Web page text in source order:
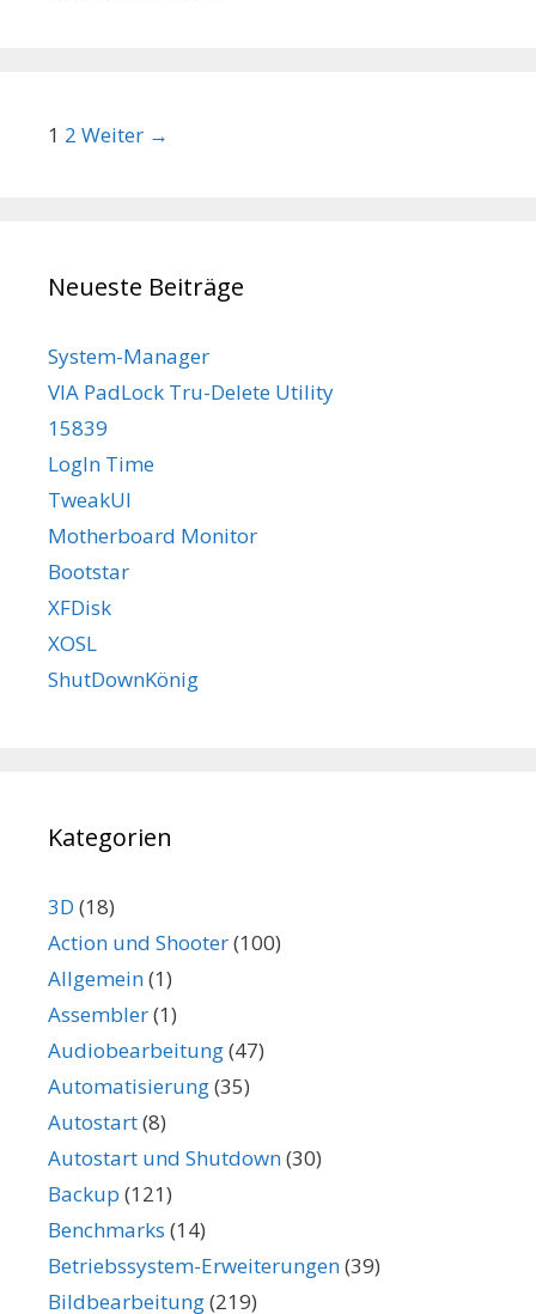
Beitrags-Navigation
1 2 Weiter →
Neueste Beiträge
System-Manager
VIA PadLock Tru-Delete Utility
15839
LogIn Time
TweakUI
Motherboard Monitor
Bootstar
XFDisk
XOSL
ShutDownKönig
Kategorien
3D (18)
Action und Shooter(100)
Allgemein(1)
Assembler(1)
Audiobearbeitung(47)
Automatisierung(35)
Autostart(8)
Autostart und Shutdown(30)
Backup (121)
Benchmarks (14)
Betriebssystem-Erweiterungen(39)
Bildbearbeitung(219)